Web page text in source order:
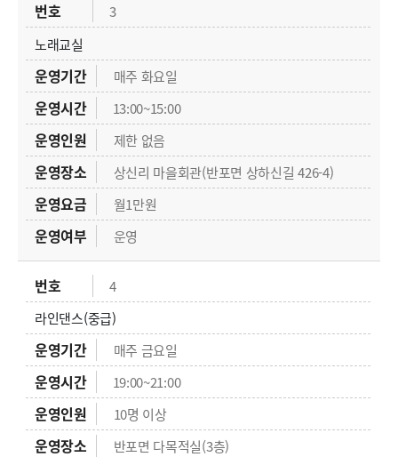
3
노래교실
매주 화요일
13:00~15:00
제한 없음
상신리 마을회관(반포면 상하신길 426-4)
월1만원
운영
4
라인댄스(중급)
매주 금요일
19:00~21:00
10명 이상
반포면 다목적실(3층)